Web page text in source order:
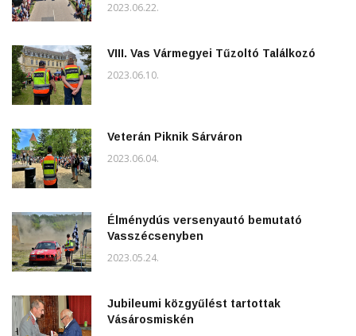
2023.06.22.
VIII. Vas Vármegyei Tűzoltó Találkozó
2023.06.10.
Veterán Piknik Sárváron
2023.06.04.
Élménydús versenyautó bemutató
Vasszécsenyben
2023.05.24.
Jubileumi közgyűlést tartottak
Vásárosmiskén